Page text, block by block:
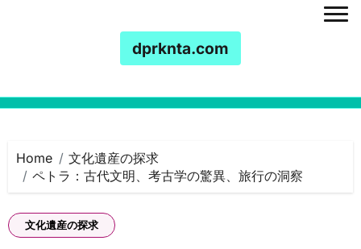
dprknta.com
Home
文化遺産の探求
ペトラ：古代文明、考古学の驚異、旅行の洞察
文化遺産の探求